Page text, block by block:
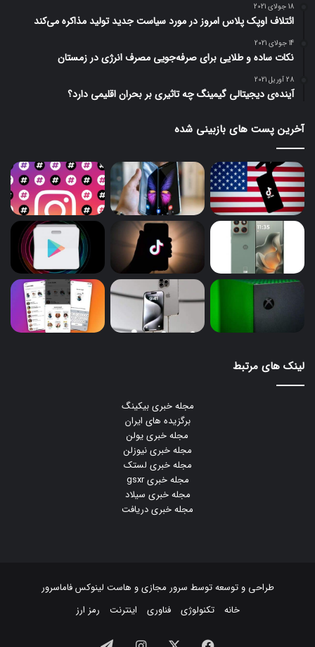
18 جولای 2021
ائتلاف اوپک پلاس امروز در مورد سیاست جدید تولید مذاکره می‌کند
14 جولای 2021
نکات ساده و طلایی برای صرفه‌جویی مصرف انرژی در زمستان
28 آوریل 2021
آینده‌ی دیجیتالی گیمینگ چه تاثیری بر بحران اقلیمی دارد؟
آخرین پست های بازبینی شده
لینک های مرتبط
مجله خبری بیکینگ
برگزیده های ایران
مجله خبری یولن
مجله خبری نیوزلن
مجله خبری لستک
مجله خبری gsxr
مجله خبری سیلاد
مجله خبری دریافت
طراحی و توسعه توسط سرور مجازیو هاست لینوکسفاماسرور
خانه
تکنولوژی فناوری اینترنت رمز ارز